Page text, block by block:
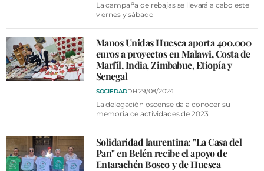
La campaña de rebajas se llevará a cabo este
viernes y sábado
Manos Unidas Huesca aporta 400.000
euros a proyectos en Malawi, Costa de
Marfil, India, Zimbabue, Etiopía y
Senegal
SOCIEDADD.H.29/08/2024
La delegación oscense da a conocer su
memoria de actividades de 2023
Solidaridad laurentina: "La Casa del
Pan" en Belén recibe el apoyo de
Entarachén Bosco y de Huesca